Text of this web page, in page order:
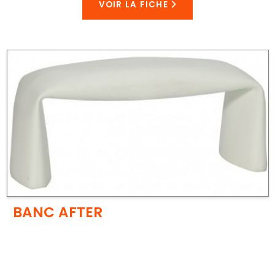
VOIR LA FICHE
BANC AFTER